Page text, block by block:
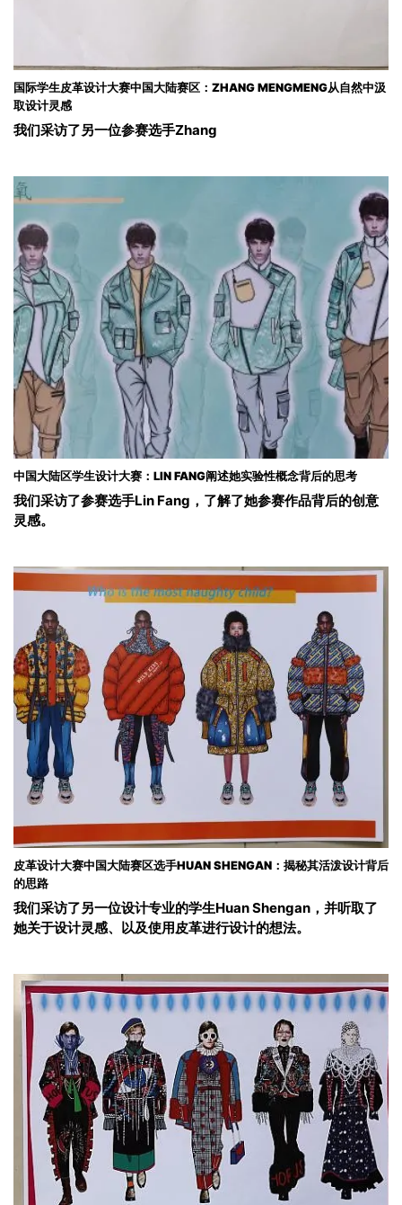
国际学生皮革设计大赛中国大陆赛区：ZHANG MENGMENG从自然中汲
取设计灵感
我们采访了另一位参赛选手Zhang
中国大陆区学生设计大赛：LIN FANG阐述她实验性概念背后的思考
我们采访了参赛选手Lin Fang，了解了她参赛作品背后的创意
灵感。
皮革设计大赛中国大陆赛区选手HUAN SHENGAN：揭秘其活泼设计背后
的思路
我们采访了另一位设计专业的学生Huan Shengan，并听取了
她关于设计灵感、以及使用皮革进行设计的想法。